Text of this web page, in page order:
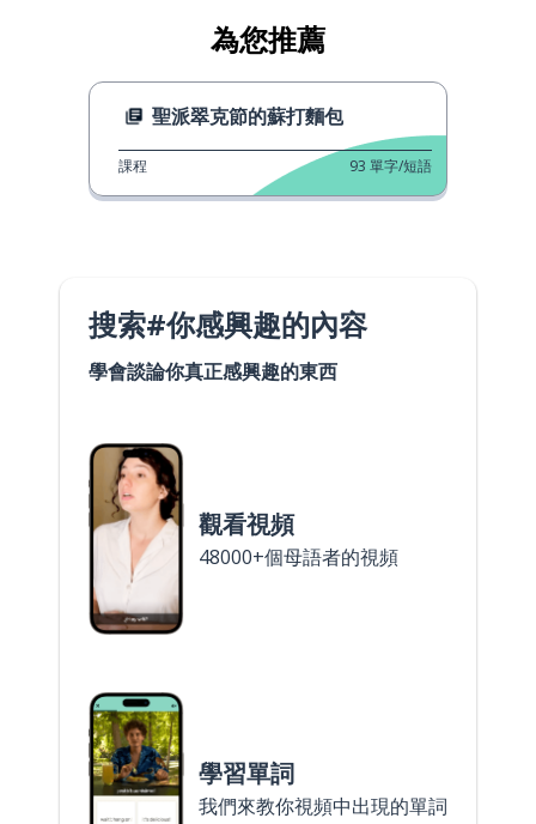
為您推薦
聖派翠克節的蘇打麵包
課程 93 單字/短語
搜索#你感興趣的內容
學會談論你真正感興趣的東西
觀看視頻
48000+個母語者的視頻
學習單詞
我們來教你視頻中出現的單詞